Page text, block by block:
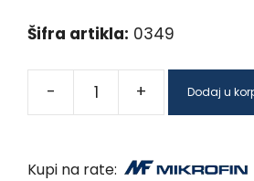
Šifra artikla: 0349
- + Dodaj u
Kupi na rate: